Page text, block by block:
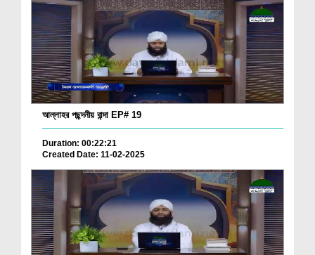
আল্লাহর পছন্দনীয় বান্দা EP# 19
Duration: 00:22:21
Created Date: 11-02-2025